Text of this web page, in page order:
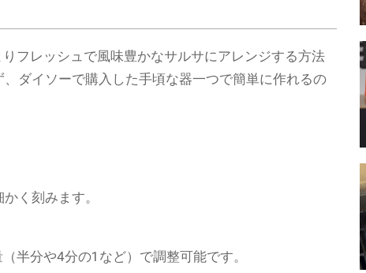
フレッシュで風味豊かなサルサにアレンジする方法
ダイソーで購入した手頃な器一つで簡単に作れるの
く刻みます。
半分や4分の1など）で調整可能です。